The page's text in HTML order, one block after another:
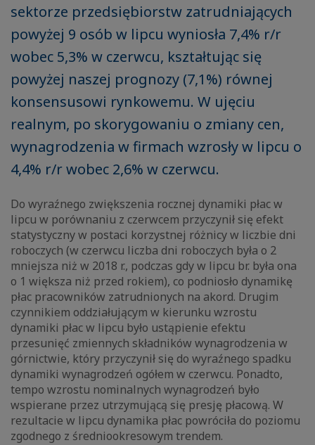
sektorze przedsiębiorstw zatrudniających
powyżej 9 osób w lipcu wyniosła 7,4% r/r
wobec 5,3% w czerwcu, kształtując się
powyżej naszej prognozy (7,1%) równej
konsensusowi rynkowemu. W ujęciu
realnym, po skorygowaniu o zmiany cen,
wynagrodzenia w firmach wzrosły w lipcu o
4,4% r/r wobec 2,6% w czerwcu.
Do wyraźnego zwiększenia rocznej dynamiki płac w
lipcu w porównaniu z czerwcem przyczynił się efekt
statystyczny w postaci korzystnej różnicy w liczbie dni
roboczych (w czerwcu liczba dni roboczych była o 2
mniejsza niż w 2018 r., podczas gdy w lipcu br. była ona
o 1 większa niż przed rokiem), co podniosło dynamikę
płac pracowników zatrudnionych na akord. Drugim
czynnikiem oddziałującym w kierunku wzrostu
dynamiki płac w lipcu było ustąpienie efektu
przesunięć zmiennych składników wynagrodzenia w
górnictwie, który przyczynił się do wyraźnego spadku
dynamiki wynagrodzeń ogółem w czerwcu. Ponadto,
tempo wzrostu nominalnych wynagrodzeń było
wspierane przez utrzymującą się presję płacową. W
rezultacie w lipcu dynamika płac powróciła do poziomu
zgodnego z średniookresowym trendem.